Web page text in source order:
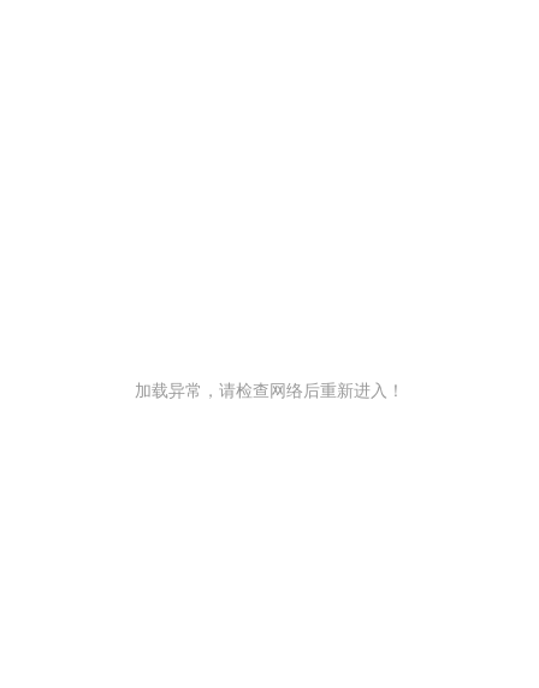
加载异常，请检查网络后重新进入！